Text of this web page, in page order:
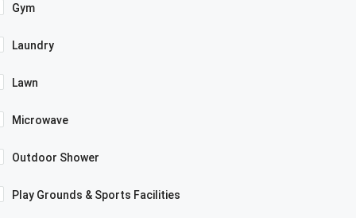
Gym
Laundry
Lawn
Microwave
Outdoor Shower
Play Grounds & Sports Facilities